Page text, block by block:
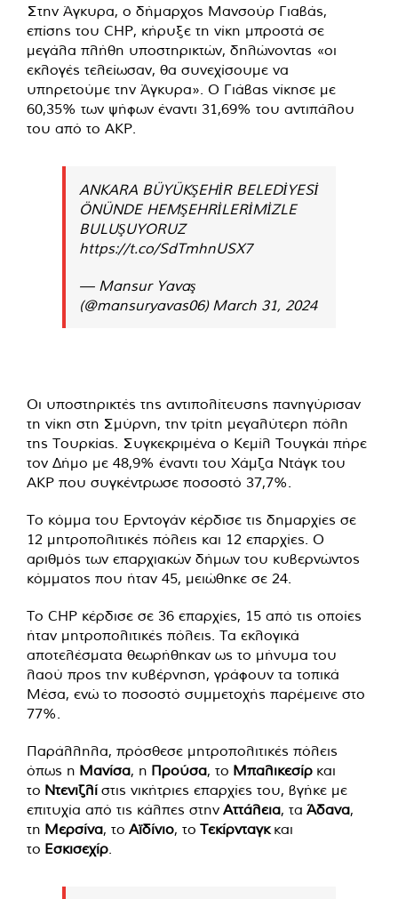
Στην Άγκυρα, ο δήμαρχος Μανσούρ Γιαβάς,
επίσης του CHP, κήρυξε τη νίκη μπροστά σε
μεγάλα πλήθη υποστηρικτών, δηλώνοντας «οι
εκλογές τελείωσαν, θα συνεχίσουμε να
υπηρετούμε την Άγκυρα». Ο Γιάβας νίκησε με
60,35% των ψήφων έναντι 31,69% του αντιπάλου
του από το ΑΚΡ.
ANKARA BÜYÜKŞEHİR BELEDİYESİ
ÖNÜNDE HEMŞEHRİLERİMİZLE
BULUŞUYORUZ
https://t.co/SdTmhnUSX7
— Mansur Yavaş
(@mansuryavas06) March 31, 2024
Οι υποστηρικτές της αντιπολίτευσης πανηγύρισαν
τη νίκη στη Σμύρνη, την τρίτη μεγαλύτερη πόλη
της Τουρκίας. Συγκεκριμένα ο Κεμίλ Τουγκάι πήρε
τον Δήμο με 48,9% έναντι του Χάμζα Ντάγκ του
AKP που συγκέντρωσε ποσοστό 37,7%.
Το κόμμα του Ερντογάν κέρδισε τις δημαρχίες σε
12 μητροπολιτικές πόλεις και 12 επαρχίες. Ο
αριθμός των επαρχιακών δήμων του κυβερνώντος
κόμματος που ήταν 45, μειώθηκε σε 24.
Το CHP κέρδισε σε 36 επαρχίες, 15 από τις οποίες
ήταν μητροπολιτικές πόλεις. Τα εκλογικά
αποτελέσματα θεωρήθηκαν ως το μήνυμα του
λαού προς την κυβέρνηση, γράφουν τα τοπικά
Μέσα, ενώ το ποσοστό συμμετοχής παρέμεινε στο
77%.
Παράλληλα, πρόσθεσε μητροπολιτικές πόλεις
όπως η Μανίσα, η Προύσα, το Μπαλικεσίρ και
το Ντενιζλίστις νικήτριες επαρχίες του, βγήκε με
επιτυχία από τις κάλπες στην Αττάλεια, τα Άδανα,
τη Μερσίνα, το Αϊδίνιο, το Τεκίρνταγκ και
το Εσκισεχίρ